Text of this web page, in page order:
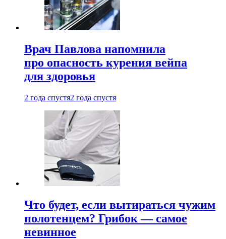
Врач Павлова напомнила
про опасность курения вейпа
для здоровья
2 года спустя2 года спустя
Что будет, если вытираться чужим
полотенцем? Грибок — самое
невинное